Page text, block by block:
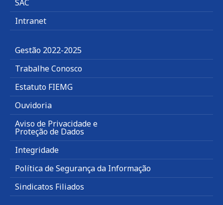
SAC
Intranet
Gestão 2022-2025
Trabalhe Conosco
Estatuto FIEMG
Ouvidoria
Aviso de Privacidade e
Proteção de Dados
Integridade
Política de Segurança da Informação
Sindicatos Filiados